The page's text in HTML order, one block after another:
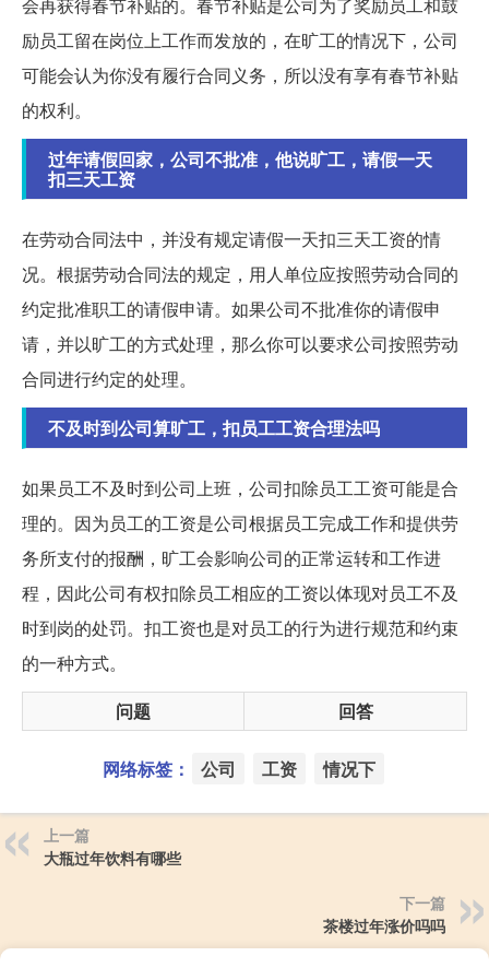
会再获得春节补贴的。春节补贴是公司为了奖励员工和鼓
励员工留在岗位上工作而发放的，在旷工的情况下，公司
可能会认为你没有履行合同义务，所以没有享有春节补贴
的权利。
过年请假回家，公司不批准，他说旷工，请假一天
扣三天工资
在劳动合同法中，并没有规定请假一天扣三天工资的情
况。根据劳动合同法的规定，用人单位应按照劳动合同的
约定批准职工的请假申请。如果公司不批准你的请假申
请，并以旷工的方式处理，那么你可以要求公司按照劳动
合同进行约定的处理。
不及时到公司算旷工，扣员工工资合理法吗
如果员工不及时到公司上班，公司扣除员工工资可能是合
理的。因为员工的工资是公司根据员工完成工作和提供劳
务所支付的报酬，旷工会影响公司的正常运转和工作进
程，因此公司有权扣除员工相应的工资以体现对员工不及
时到岗的处罚。扣工资也是对员工的行为进行规范和约束
的一种方式。
问题
回答
网络标签： 公司 工资 情况下
上一篇
大瓶过年饮料有哪些
下一篇
茶楼过年涨价吗吗